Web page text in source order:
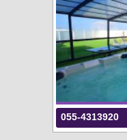
055-4313920